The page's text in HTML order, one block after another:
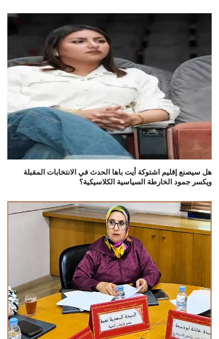
هل سيصنع إقليم اشتوكة أيت باها الحدث في الانتخابات المقبلة
ويكسر جمود الخارطة السياسية الكلاسيكية؟